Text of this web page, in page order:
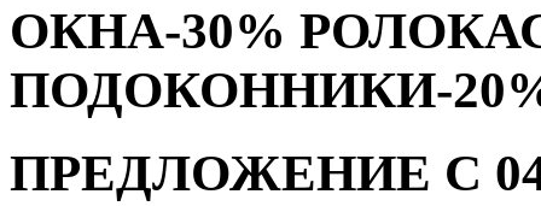
ОКНА-30%
ПОДОКОННИКИ-
ПРЕДЛОЖЕНИЕ С